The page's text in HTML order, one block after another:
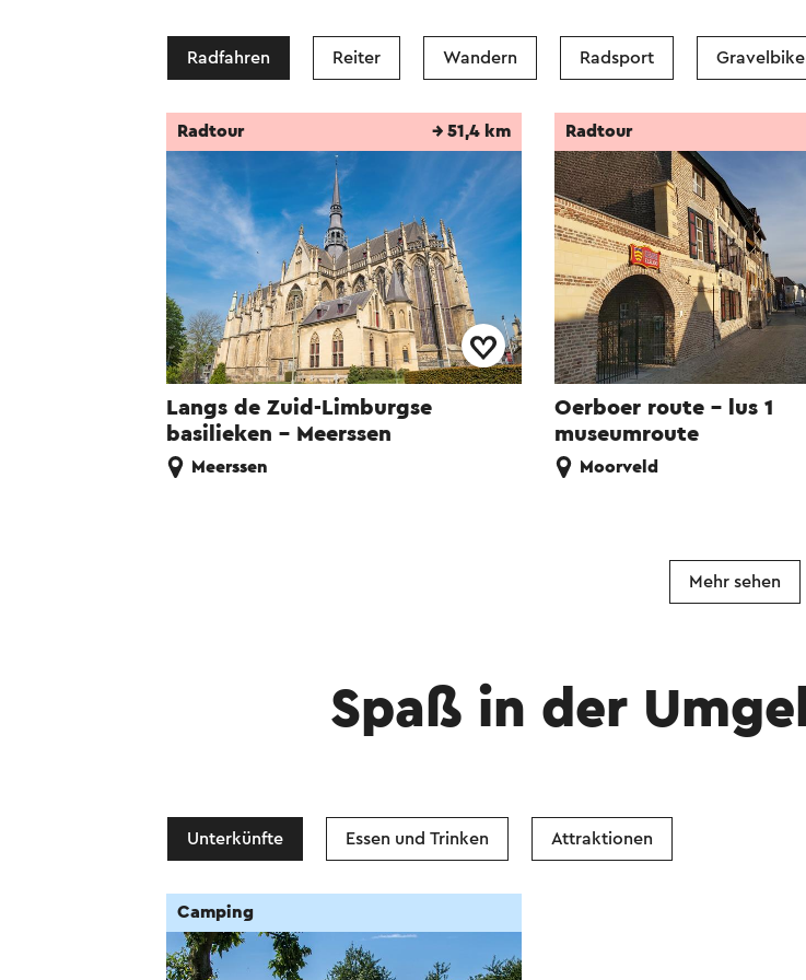
Radfahren Reiter Wandern Radsport
Langs de Zuid-Limburgse
basilieken - Meerssen
Radtour → 51,4 km
Meerssen
Oerboer route – lus 1
museumroute
Radtour
Moorveld
Mehr sehen
Spaß in der
Unterkünfte Essen und Trinken Attraktionen
Camping